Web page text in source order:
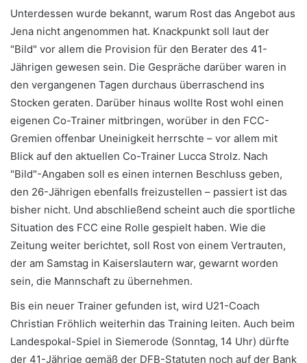
Unterdessen wurde bekannt, warum Rost das Angebot aus
Jena nicht angenommen hat. Knackpunkt soll laut der
"Bild" vor allem die Provision für den Berater des 41-
Jährigen gewesen sein. Die Gespräche darüber waren in
den vergangenen Tagen durchaus überraschend ins
Stocken geraten. Darüber hinaus wollte Rost wohl einen
eigenen Co-Trainer mitbringen, worüber in den FCC-
Gremien offenbar Uneinigkeit herrschte – vor allem mit
Blick auf den aktuellen Co-Trainer Lucca Strolz. Nach
"Bild"-Angaben soll es einen internen Beschluss geben,
den 26-Jährigen ebenfalls freizustellen – passiert ist das
bisher nicht. Und abschließend scheint auch die sportliche
Situation des FCC eine Rolle gespielt haben. Wie die
Zeitung weiter berichtet, soll Rost von einem Vertrauten,
der am Samstag in Kaiserslautern war, gewarnt worden
sein, die Mannschaft zu übernehmen.
Bis ein neuer Trainer gefunden ist, wird U21-Coach
Christian Fröhlich weiterhin das Training leiten. Auch beim
Landespokal-Spiel in Siemerode (Sonntag, 14 Uhr) dürfte
der 41-Jährige gemäß der DFB-Statuten noch auf der Bank